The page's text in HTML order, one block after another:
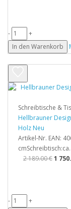
-
+
In den Warenkorb
Schreibtische &
Hellbrauner
Holz Neu
Artikel-Nr. EAN:
2 189.00 €1
-
+